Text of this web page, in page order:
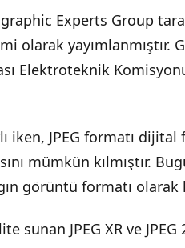
Experts Group
olarak yayımlanmıştır.
Elektroteknik
iken, JPEG formatı
mümkün kılmıştır.
görüntü formatı olarak
sunan JPEG XR ve